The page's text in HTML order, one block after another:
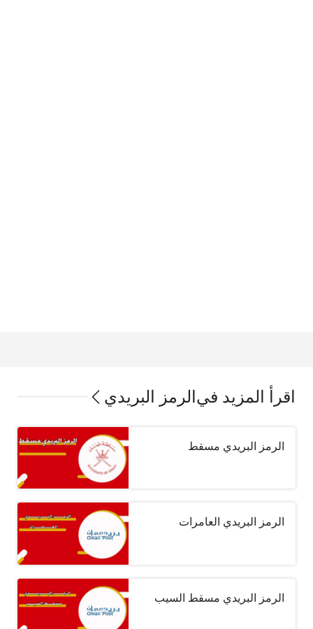
اقرأ المزيد في الرمز البريدي
الرمز البريدي مسقط
الرمز البريدي العامرات
الرمز البريدي مسقط السيب